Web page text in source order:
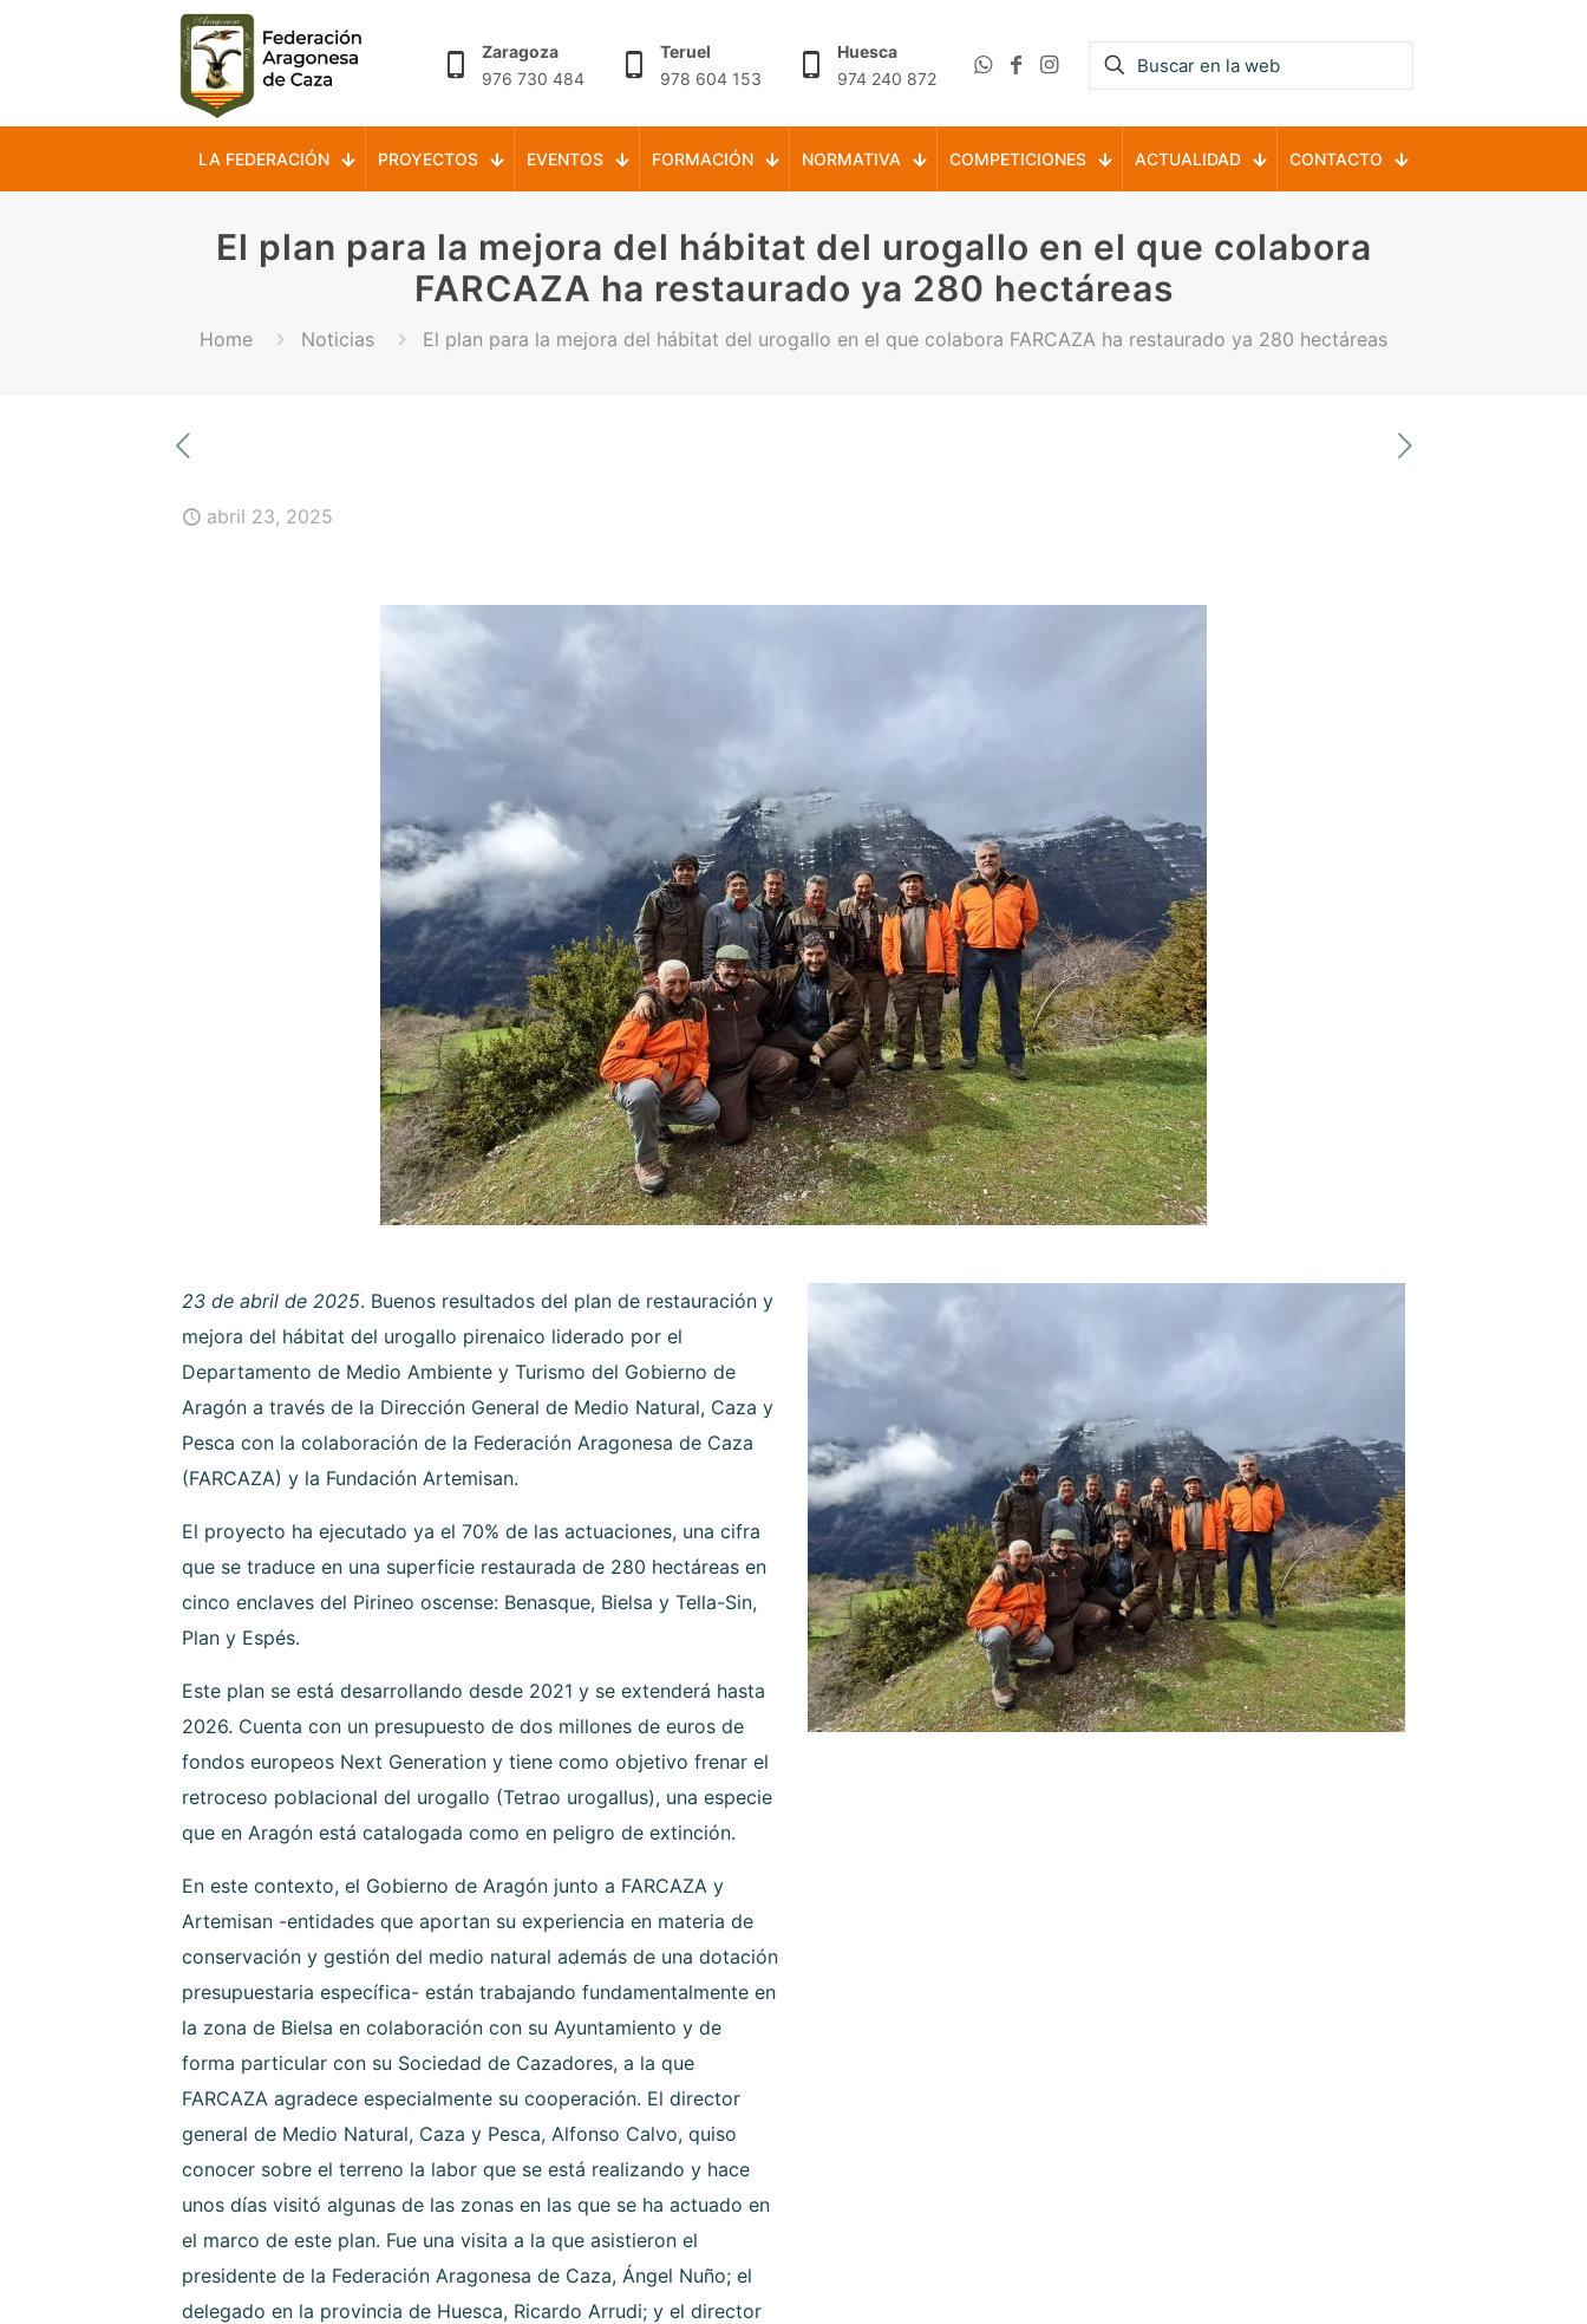
Zaragoza
976 730 484
Teruel
978 604 153
Huesca
974 240 872
LA FEDERACIÓN PROYECTOS EVENTOS FORMACIÓN NORMATIVA COMPETICIONES ACTUALIDAD CONTACTO
El plan para la mejora del hábitat del urogallo en el que colabora
FARCAZA ha restaurado ya 280 hectáreas
Home Noticias El plan para la mejora del hábitat del urogallo en el que colabora FARCAZA ha restaurado ya 280 hectáreas
abril 23, 2025
23 de abril de 2025. Buenos resultados del plan de restauración y
mejora del hábitat del urogallo pirenaico liderado por el
Departamento de Medio Ambiente y Turismo del Gobierno de
Aragón a través de la Dirección General de Medio Natural, Caza y
Pesca con la colaboración de la Federación Aragonesa de Caza
(FARCAZA) y la Fundación Artemisan.
El proyecto ha ejecutado ya el 70% de las actuaciones, una cifra
que se traduce en una superficie restaurada de 280 hectáreas en
cinco enclaves del Pirineo oscense: Benasque, Bielsa y Tella-Sin,
Plan y Espés.
Este plan se está desarrollando desde 2021 y se extenderá hasta
2026. Cuenta con un presupuesto de dos millones de euros de
fondos europeos Next Generation y tiene como objetivo frenar el
retroceso poblacional del urogallo (Tetrao urogallus), una especie
que en Aragón está catalogada como en peligro de extinción.
En este contexto, el Gobierno de Aragón junto a FARCAZA y
Artemisan -entidades que aportan su experiencia en materia de
conservación y gestión del medio natural además de una dotación
presupuestaria específica- están trabajando fundamentalmente en
la zona de Bielsa en colaboración con su Ayuntamiento y de
forma particular con su Sociedad de Cazadores, a la que
FARCAZA agradece especialmente su cooperación. El director
general de Medio Natural, Caza y Pesca, Alfonso Calvo, quiso
conocer sobre el terreno la labor que se está realizando y hace
unos días visitó algunas de las zonas en las que se ha actuado en
el marco de este plan. Fue una visita a la que asistieron el
presidente de la Federación Aragonesa de Caza, Ángel Nuño; el
delegado en la provincia de Huesca, Ricardo Arrudi; y el director